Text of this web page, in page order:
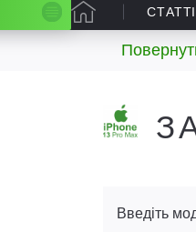
СТАТТІ
Введіть